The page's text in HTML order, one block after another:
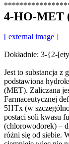
4-HO-MET
[ external image ]
Dokładnie: 3-{2-
Jest to substancja z
podstawiona
(MET). Zaliczana
Farmaceutycznej
5HTx (w
postaci soli kwasu
(chlorowodorek) –
różni się od siebie.